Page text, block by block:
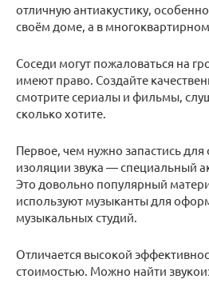
отличную антиакустику,
своём доме, а в
Соседи могут пожаловаться на
имеют право. Создайте
смотрите сериалы и фильмы,
сколько хотите.
Первое, чем нужно запастись
изоляции звука — специальный
Это довольно популярный
используют музыканты для
музыкальных студий.
Отличается высокой
стоимостью. Можно найти